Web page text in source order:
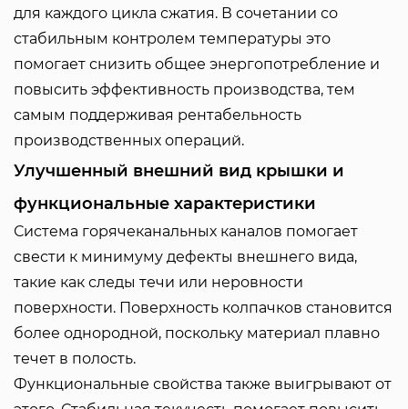
для каждого цикла сжатия. В сочетании со
стабильным контролем температуры это
помогает снизить общее энергопотребление и
повысить эффективность производства, тем
самым поддерживая рентабельность
производственных операций.
Улучшенный внешний вид крышки и
функциональные характеристики
Система горячеканальных каналов помогает
свести к минимуму дефекты внешнего вида,
такие как следы течи или неровности
поверхности. Поверхность колпачков становится
более однородной, поскольку материал плавно
течет в полость.
Функциональные свойства также выигрывают от